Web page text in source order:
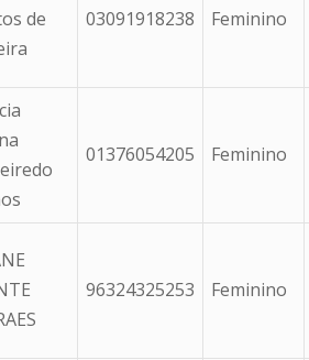
de
03091918238 Feminino
01376054205 Feminino
96324325253 Feminino